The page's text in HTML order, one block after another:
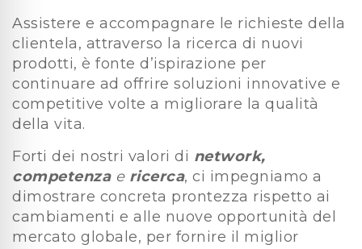
Assistere e accompagnare le richieste della
clientela, attraverso la ricerca di nuovi
prodotti, è fonte d’ispirazione per
continuare ad offrire soluzioni innovative e
competitive volte a migliorare la qualità
della vita.
Forti dei nostri valori di network,
competenza e ricerca, ci impegniamo a
dimostrare concreta prontezza rispetto ai
cambiamenti e alle nuove opportunità del
mercato globale, per fornire il miglior